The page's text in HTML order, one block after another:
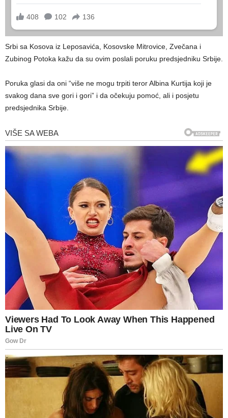
Srbi sa Kosova iz Leposavića, Kosovske Mitrovice, Zvečana i
Zubinog Potoka kažu da su ovim poslali poruku predsjedniku Srbije.
Poruka glasi da oni “više ne mogu trpiti teror Albina Kurtija koji je
svakog dana sve gori i gori” i da očekuju pomoć, ali i posjetu
predsjednika Srbije.